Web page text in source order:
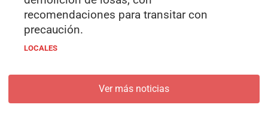
recomendaciones para transitar con
precaución.
LOCALES
Ver más noticias